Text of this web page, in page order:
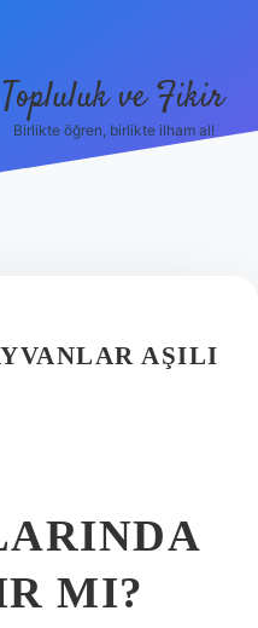
Topluluk ve Fikir
Birlikte öğren, birlikte ilham al!
AŞILI
MI?